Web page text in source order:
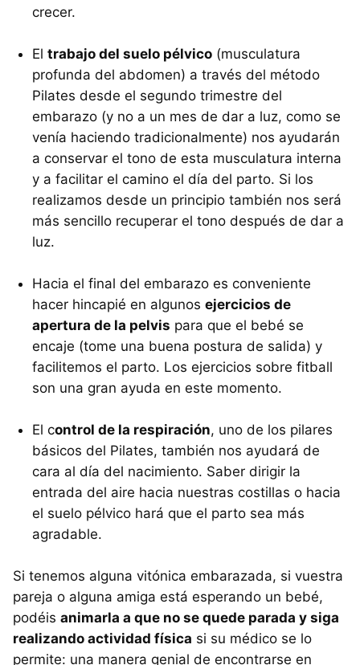
crecer.
El trabajo del suelo pélvico (musculatura
profunda del abdomen) a través del método
Pilates desde el segundo trimestre del
embarazo (y no a un mes de dar a luz, como se
venía haciendo tradicionalmente) nos ayudarán
a conservar el tono de esta musculatura interna
y a facilitar el camino el día del parto. Si los
realizamos desde un principio también nos será
más sencillo recuperar el tono después de dar a
luz.
Hacia el final del embarazo es conveniente
hacer hincapié en algunos ejercicios de
apertura de la pelvis para que el bebé se
encaje (tome una buena postura de salida) y
facilitemos el parto. Los ejercicios sobre fitball
son una gran ayuda en este momento.
El control de la respiración, uno de los pilares
básicos del Pilates, también nos ayudará de
cara al día del nacimiento. Saber dirigir la
entrada del aire hacia nuestras costillas o hacia
el suelo pélvico hará que el parto sea más
agradable.
Si tenemos alguna vitónica embarazada, si vuestra
pareja o alguna amiga está esperando un bebé,
podéis animarla a que no se quede parada y siga
realizando actividad física si su médico se lo
permite: una manera genial de encontrarse en